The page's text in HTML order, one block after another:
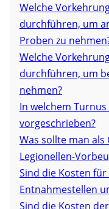
Welche
durchführen, um
Proben zu
Welche
durchführen, um
nehmen?
In welchem
vorgeschrieben?
Was sollte man
Legionellen-
Sind die Kosten
Entnahmestellen
Sind die Kosten